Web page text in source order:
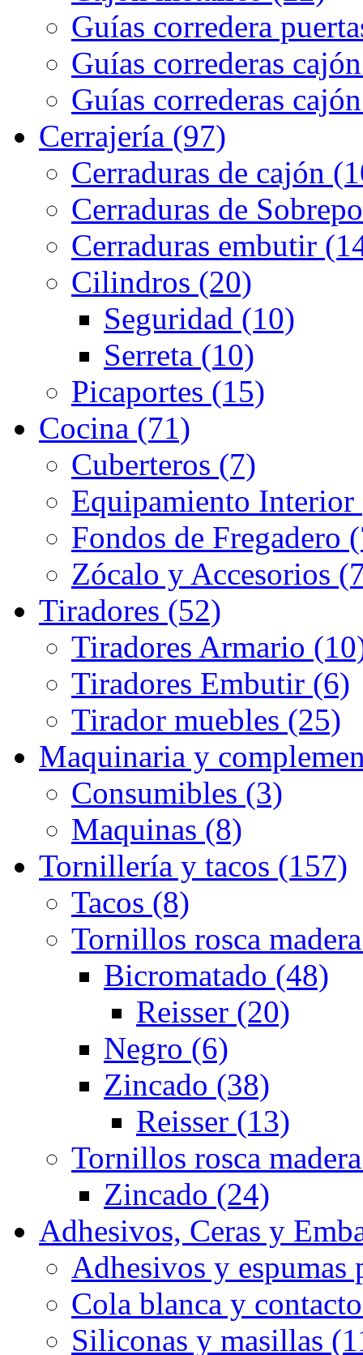
Guías corredera
Guías correderas
Guías correderas
Cerrajería (97)
Cerraduras de cajón
Cerraduras de
Cerraduras embutir
Cilindros (20)
Seguridad (10)
Serreta (10)
Picaportes (15)
Cocina (71)
Cuberteros (7)
Equipamiento Interior
Fondos de Fregadero
Zócalo y Accesorios
Tiradores (52)
Tiradores Armario
Tiradores Embutir (6)
Tirador muebles (25)
Maquinaria y
Consumibles (3)
Maquinas (8)
Tornillería y tacos (157)
Tacos (8)
Tornillos rosca
Bicromatado (48)
Reisser (20)
Negro (6)
Zincado (38)
Reisser (13)
Tornillos rosca
Zincado (24)
Adhesivos, Ceras y
Adhesivos y
Cola blanca y
Siliconas y masillas